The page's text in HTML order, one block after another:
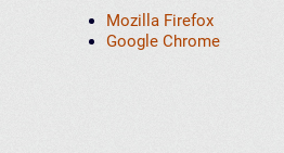
Mozilla Firefox
Google Chrome